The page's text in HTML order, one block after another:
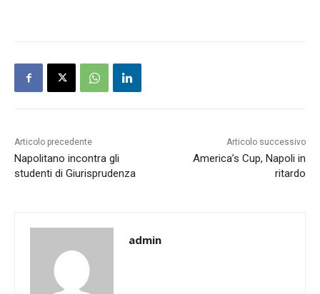
Articolo precedente
Napolitano incontra gli
studenti di Giurisprudenza
Articolo successivo
America’s Cup, Napoli in
ritardo
admin